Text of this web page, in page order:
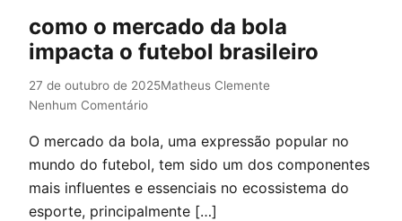
como o mercado da bola
impacta o futebol brasileiro
27 de outubro de 2025Matheus Clemente
Nenhum Comentário
O mercado da bola, uma expressão popular no
mundo do futebol, tem sido um dos componentes
mais influentes e essenciais no ecossistema do
esporte, principalmente […]